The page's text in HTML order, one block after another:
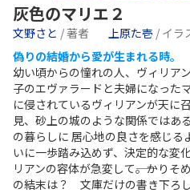
灰色のマリエ２
文野さと / 著者 上原た壱 / イラ
偽りの結婚から愛が生まれる時。
幼い頃からの憧れの人、ヴィリア
子のエヴァラードと夫婦になった
に侵されているヴィリアンが天に
見、砂上の城のような関係ではあ
の暮らしに 居心地の良さを感じ
いに一歩踏み込めず、決定的な変
リアンの容体が急変して――。かり
の結末は？ 文庫だけの書き下ろ